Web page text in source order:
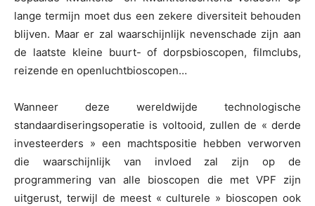
lange termijn moet dus een zekere diversiteit behouden
blijven. Maar er zal waarschijnlijk nevenschade zijn aan
de laatste kleine buurt- of dorpsbioscopen, filmclubs,
reizende en openluchtbioscopen…
Wanneer deze wereldwijde technologische
standaardiseringsoperatie is voltooid, zullen de « derde
investeerders » een machtspositie hebben verworven
die waarschijnlijk van invloed zal zijn op de
programmering van alle bioscopen die met VPF zijn
uitgerust, terwijl de meest « culturele » bioscopen ook